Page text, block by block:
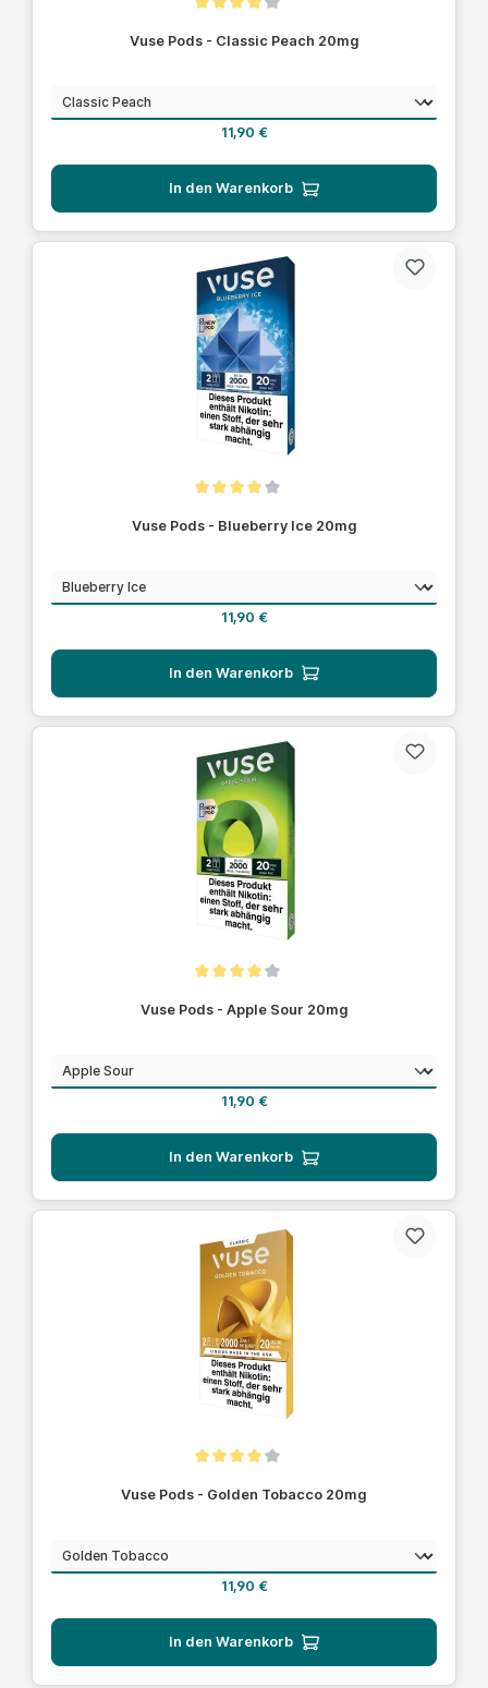
Vuse Pods - Classic Peach 20mg
Geschmack
Regulärer Preis:
11,90 €
In den Warenkorb
Vuse Pods - Blueberry Ice 20mg
Geschmack
Regulärer Preis:
11,90 €
In den Warenkorb
Vuse Pods - Apple Sour 20mg
Geschmack
Regulärer Preis:
11,90 €
In den Warenkorb
Vuse Pods - Golden Tobacco 20mg
Geschmackauswählen
Regulärer Preis:
11,90 €
In den Warenkorb